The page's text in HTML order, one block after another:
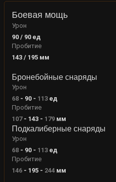
Боевая мощь
Урон
90 / 90 ед
Пробитие
143 / 195 мм
Бронебойные снаряды
Урон
68- 90- 113ед
Пробитие
107- 143- 179 мм
Подкалиберные снаряды
Урон
68- 90- 113ед
Пробитие
146- 195- 244 мм